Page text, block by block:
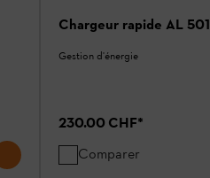
Chargeur rapide AL 501
Gestion d'énergie
230.00 CHF*
Comparer